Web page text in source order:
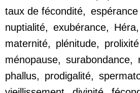
taux de fécondité,
nuptialité, exubérance, Héra,
maternité, plénitude,
ménopause, surabondance,
phallus, prodigalité,